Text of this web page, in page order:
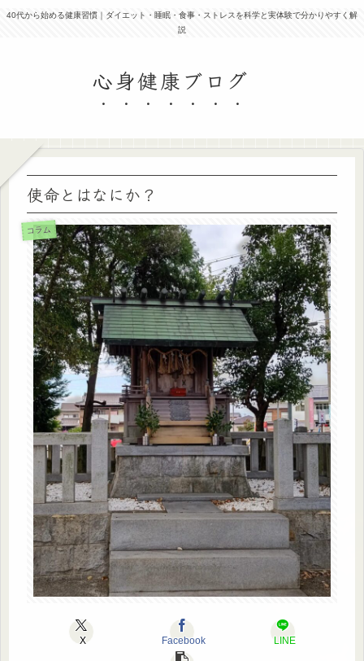
40代から始める健康習慣｜ダイエット・睡眠・食事・ストレスを科学と実体験で分かりやすく解
説
心身健康ブログ
使命とはなにか？
コラム
X Facebook LINE